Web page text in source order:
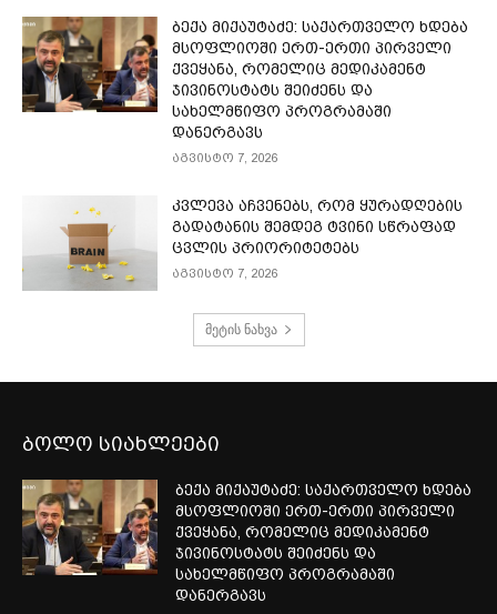
ბექა მიქაუტაძე: საქართველო ხდება
მსოფლიოში ერთ-ერთი პირველი
ქვეყანა, რომელიც მედიკამენტ
ჯივინოსტატს შეიძენს და
სახელმწიფო პროგრამაში
დანერგავს
აგვისტო 7, 2026
კვლევა აჩვენებს, რომ ყურადღების
გადატანის შემდეგ ტვინი სწრაფად
ცვლის პრიორიტეტებს
აგვისტო 7, 2026
მეტის ნახვა
ბოლო სიახლეები
ბექა მიქაუტაძე: საქართველო ხდება
მსოფლიოში ერთ-ერთი პირველი
ქვეყანა, რომელიც მედიკამენტ
ჯივინოსტატს შეიძენს და
სახელმწიფო პროგრამაში
დანერგავს